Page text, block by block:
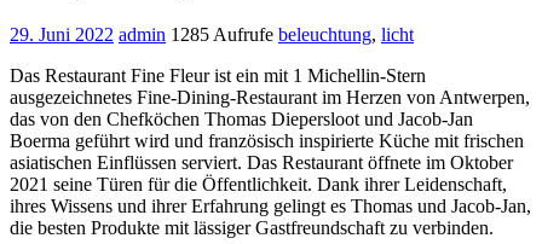
29. Juni 2022 admin 1285 Aufrufe beleuchtung, licht
Das Restaurant Fine Fleur ist ein mit 1 Michellin-Stern
ausgezeichnetes Fine-Dining-Restaurant im Herzen von Antwerpen,
das von den Chefköchen Thomas Diepersloot und Jacob-Jan
Boerma geführt wird und französisch inspirierte Küche mit frischen
asiatischen Einflüssen serviert. Das Restaurant öffnete im Oktober
2021 seine Türen für die Öffentlichkeit. Dank ihrer Leidenschaft,
ihres Wissens und ihrer Erfahrung gelingt es Thomas und Jacob-Jan,
die besten Produkte mit lässiger Gastfreundschaft zu verbinden.